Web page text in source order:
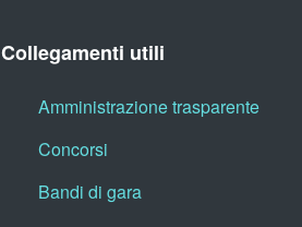
Collegamenti utili
Amministrazione trasparente
Concorsi
Bandi di gara